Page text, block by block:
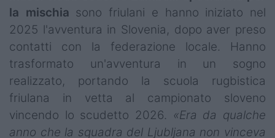
la mischia sono friulani e hanno iniziato nel
2025 l'avventura in Slovenia, dopo aver preso
contatti con la federazione locale. Hanno
trasformato un'avventura in un sogno
realizzato, portando la scuola rugbistica
friulana in vetta al campionato sloveno
vincendo lo scudetto 2026.
«Era da qualche
anno che la squadra del Ljubljana non vinceva